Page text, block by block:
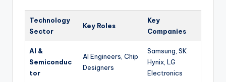
Technology
Sector
Key Roles
Key
Companies
AI &
Semiconduc
tor
AI Engineers, Chip
Designers
Samsung, SK
Hynix, LG
Electronics